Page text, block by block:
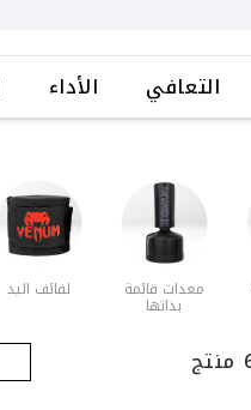
التعافي الأداء
معدات قائمة
بذاتها
لفائف اليد